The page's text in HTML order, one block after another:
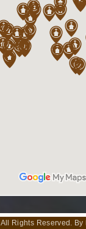
All Rights Reserved. By